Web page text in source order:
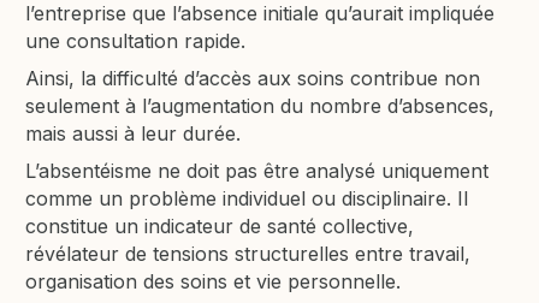
l’entreprise que l’absence initiale qu’aurait impliquée
une consultation rapide.
Ainsi, la difficulté d’accès aux soins contribue non
seulement à l’augmentation du nombre d’absences,
mais aussi à leur durée.
L’absentéisme ne doit pas être analysé uniquement
comme un problème individuel ou disciplinaire. Il
constitue un indicateur de santé collective,
révélateur de tensions structurelles entre travail,
organisation des soins et vie personnelle.